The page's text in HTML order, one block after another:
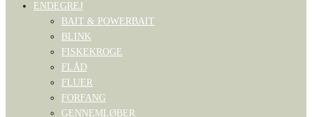
ENDEGREJ
BAIT & POWERBAIT
BLINK
FISKEKROGE
FLÅD
FLUER
FORFANG
GENNEMLØBER